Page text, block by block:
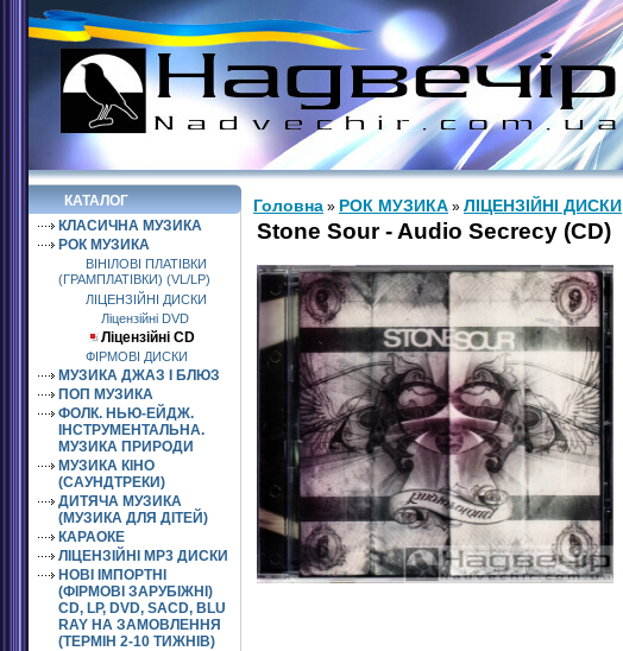
КАТАЛОГ
КЛАСИЧНА МУЗИКА
РОК МУЗИКА
ВІНІЛОВІ ПЛАТІВКИ
(ГРАМПЛАТІВКИ) (VL/LP)
ЛІЦЕНЗІЙНІ ДИСКИ
Ліцензійні DVD
Ліцензійні СD
ФІРМОВІ ДИСКИ
МУЗИКА ДЖАЗ І БЛЮЗ
ПОП МУЗИКА
ФОЛК. НЬЮ-ЕЙДЖ.
ІНСТРУМЕНТАЛЬНА.
МУЗИКА ПРИРОДИ
МУЗИКА КІНО
(САУНДТРЕКИ)
ДИТЯЧА МУЗИКА
(МУЗИКА ДЛЯ ДІТЕЙ)
КАРАОКЕ
ЛІЦЕНЗІЙНІ MP3 ДИСКИ
НОВІ ІМПОРТНІ
(ФІРМОВІ ЗАРУБІЖНІ)
CD, LP, DVD, SACD, BLU
RAY НА ЗАМОВЛЕННЯ
(ТЕРМІН 2-10 ТИЖНІВ)
Головна » РОК МУЗИКА » ЛІЦЕНЗІЙНІ ДИСКИ
Stone Sour - Audio Secrecy (CD)